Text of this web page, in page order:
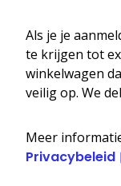
Als je je
te krijgen tot
winkelwagen
veilig op. We
Meer
Privacybeleid